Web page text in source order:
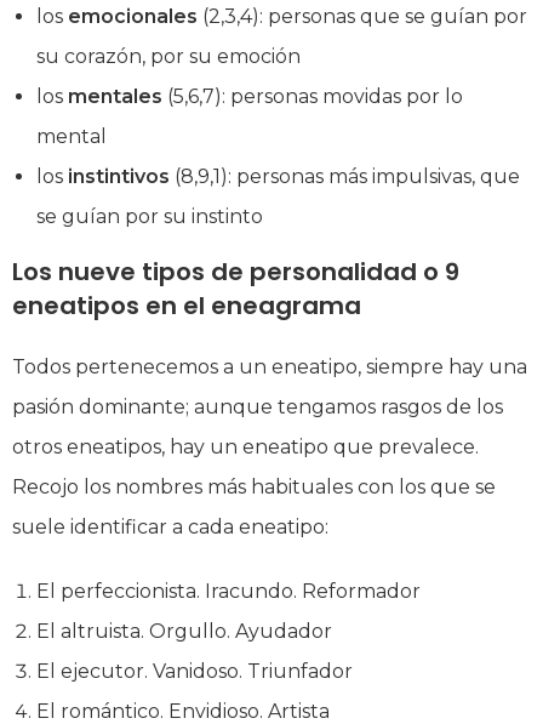
los emocionales (2,3,4): personas que se guían por
su corazón, por su emoción
los mentales (5,6,7): personas movidas por lo
mental
los instintivos (8,9,1): personas más impulsivas, que
se guían por su instinto
Los nueve tipos de personalidad o 9
eneatipos en el eneagrama
Todos pertenecemos a un eneatipo, siempre hay una
pasión dominante; aunque tengamos rasgos de los
otros eneatipos, hay un eneatipo que prevalece.
Recojo los nombres más habituales con los que se
suele identificar a cada eneatipo:
El perfeccionista. Iracundo. Reformador
El altruista. Orgullo. Ayudador
El ejecutor. Vanidoso. Triunfador
El romántico. Envidioso. Artista